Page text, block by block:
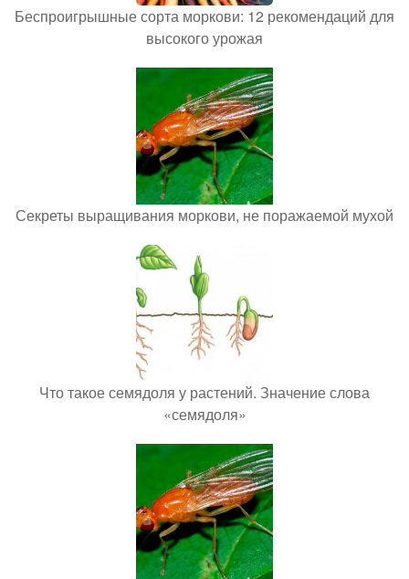
Беспроигрышные сорта моркови: 12 рекомендаций для
высокого урожая
Секреты выращивания моркови, не поражаемой мухой
Что такое семядоля у растений. Значение слова
«семядоля»